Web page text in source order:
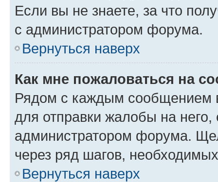
Если вы не знаете, за что
с администратором форума.
Вернуться наверх
Как мне пожаловаться на
Рядом с каждым сообщением
для отправки жалобы на
администратором форума.
через ряд шагов,
Вернуться наверх